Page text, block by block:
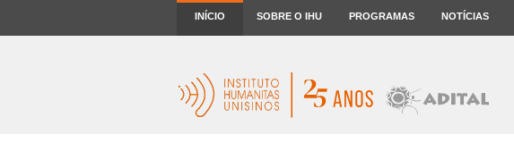
INÍCIO SOBRE O IHU PROGRAMAS NOTÍCIAS